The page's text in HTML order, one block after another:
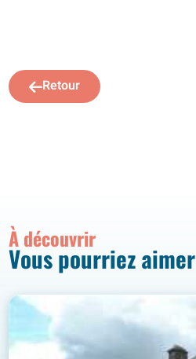
Retour
À découvrir
Vous pourriez aimer